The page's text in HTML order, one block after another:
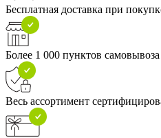
Бесплатная доставка при
Более 1 000 пунктов
Весь ассортимент